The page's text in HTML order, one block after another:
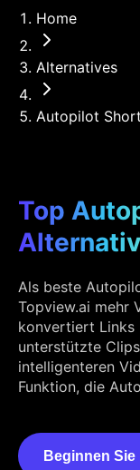
Home
Alternatives
Autopilot
Top
Als beste
Topview.ai mehr
konvertiert Links
unterstützte
intelligenteren
Funktion, die
Beginnen